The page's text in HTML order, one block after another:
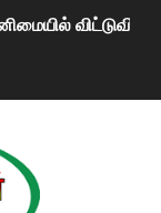
வீடியோக்களால்